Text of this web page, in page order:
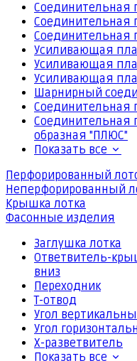
Соединительная
Соединительная
Соединительная
Усиливающая
Усиливающая
Усиливающая
Шарнирный
Соединительная
Соединительная
образная "ПЛЮС"
Показать все
Перфорированный
Неперфорированный
Крышка лотка
Фасонные изделия
Заглушка лотка
Ответвитель-
вниз
Переходник
Т-отвод
Угол
Угол
Х-разветвитель
Показать все